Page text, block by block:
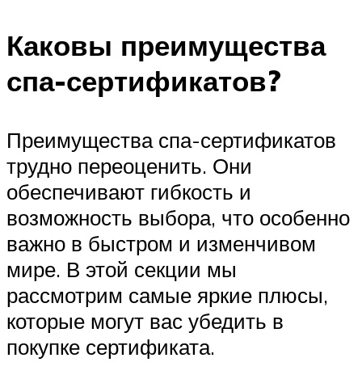
Каковы преимущества
спа-сертификатов?
Преимущества спа-сертификатов
трудно переоценить. Они
обеспечивают гибкость и
возможность выбора, что особенно
важно в быстром и изменчивом
мире. В этой секции мы
рассмотрим самые яркие плюсы,
которые могут вас убедить в
покупке сертификата.